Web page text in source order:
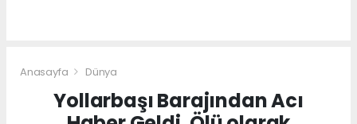
Anasayfa Dünya
Yollarbaşı Barajından Acı